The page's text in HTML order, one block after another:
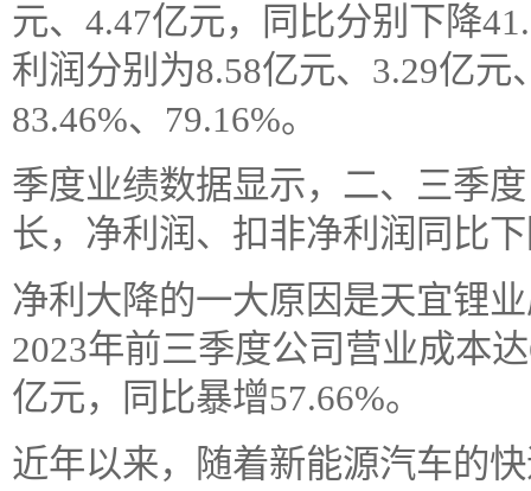
元、4.47亿元，同比分别下降
利润分别为8.58亿元、3.29亿元
83.46%、79.16%。
季度业绩数据显示，二、三季
长，净利润、扣非净利润同比
净利大降的一大原因是天宜锂
2023年前三季度公司营业成本
亿元，同比暴增57.66%。
近年以来，随着新能源汽车的